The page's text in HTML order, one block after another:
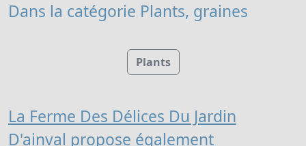
Dans la catégorie Plants, graines
Plants
La Ferme Des Délices Du Jardin
D'ainval propose également